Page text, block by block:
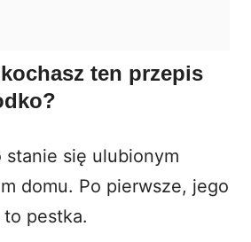
ten przepis
stanie się ulubionym
domu. Po pierwsze, jego
pestka.